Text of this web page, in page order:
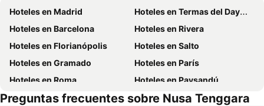
Hoteles en Madrid
Hoteles en Termas del Dayman
Hoteles en Barcelona
Hoteles en Rivera
Hoteles en Florianópolis
Hoteles en Salto
Hoteles en Gramado
Hoteles en París
Hoteles en Roma
Hoteles en Paysandú
Hoteles en San Carlos de Bariloche
Hoteles en Chuy
Preguntas frecuentes sobre Nusa Tenggara